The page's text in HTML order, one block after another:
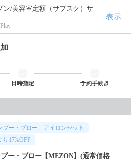
ン/美容室定額（サブスク）サ
表示
日時指定 予約手続き
プー・ブロー、アイロンセット
り 17%OFF
ー・ブロー【MEZON】(通常価格